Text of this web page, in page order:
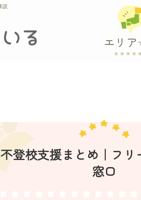
説
エリア
不登校支援まとめ｜フ
窓口